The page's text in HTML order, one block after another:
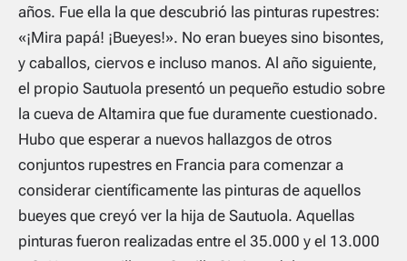
años. Fue ella la que descubrió las pinturas rupestres:
«¡Mira papá! ¡Bueyes!». No eran bueyes sino bisontes,
y caballos, ciervos e incluso manos. Al año siguiente,
el propio Sautuola presentó un pequeño estudio sobre
la cueva de Altamira que fue duramente cuestionado.
Hubo que esperar a nuevos hallazgos de otros
conjuntos rupestres en Francia para comenzar a
considerar científicamente las pinturas de aquellos
bueyes que creyó ver la hija de Sautuola. Aquellas
pinturas fueron realizadas entre el 35.000 y el 13.000